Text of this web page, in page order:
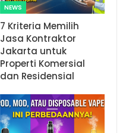
NEWS
7 Kriteria Memilih
Jasa Kontraktor
Jakarta untuk
Properti Komersial
dan Residensial